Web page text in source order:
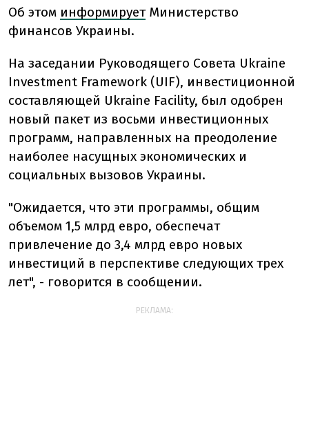
Об этом информирует Министерство
финансов Украины.
На заседании Руководящего Совета Ukraine
Investment Framework (UIF), инвестиционной
составляющей Ukraine Facility, был одобрен
новый пакет из восьми инвестиционных
программ, направленных на преодоление
наиболее насущных экономических и
социальных вызовов Украины.
"Ожидается, что эти программы, общим
объемом 1,5 млрд евро, обеспечат
привлечение до 3,4 млрд евро новых
инвестиций в перспективе следующих трех
лет", - говорится в сообщении.
РЕКЛАМА: